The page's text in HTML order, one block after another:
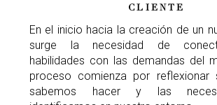
CLIENTE
En el inicio hacia la creación de un
surge la necesidad de
habilidades con las demandas del
proceso comienza por reflexionar
sabemos hacer y las